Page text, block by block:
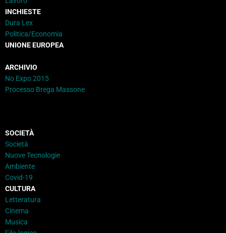
INCHIESTE
Dura Lex
Politica/Economia
UNIONE EUROPEA
ARCHIVIO
No Expo 2015
Processo Brega Massone
SOCIETÀ
Società
Nuove Tecnologie
Ambiente
Covid-19
CULTURA
Letteratura
Cinema
Musica